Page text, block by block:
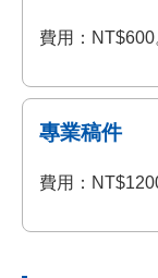
費用：
專業稿件
費用：